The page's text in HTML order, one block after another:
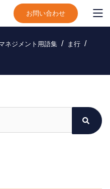
お問い合わせ
ネジメント用語集
ま行